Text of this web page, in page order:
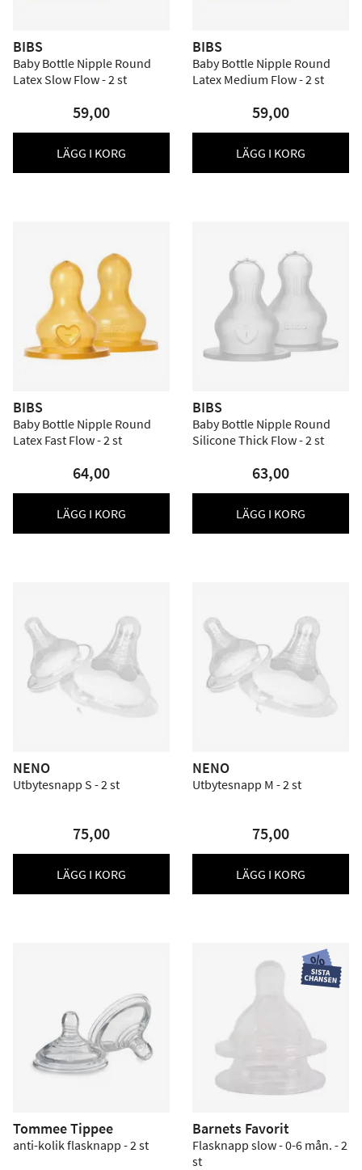
BIBS
Baby Bottle Nipple Round
Latex Slow Flow - 2 st
59,00
LÄGG I KORG
BIBS
Baby Bottle Nipple Round
Latex Medium Flow - 2 st
59,00
LÄGG I KORG
BIBS
Baby Bottle Nipple Round
Latex Fast Flow - 2 st
64,00
LÄGG I KORG
BIBS
Baby Bottle Nipple Round
Silicone Thick Flow - 2 st
63,00
LÄGG I KORG
NENO
Utbytesnapp S - 2 st
75,00
LÄGG I KORG
NENO
Utbytesnapp M - 2 st
75,00
LÄGG I KORG
Tommee Tippee
anti-kolik flasknapp - 2 st
Barnets Favorit
Flasknapp slow - 0-6 mån. - 2
st